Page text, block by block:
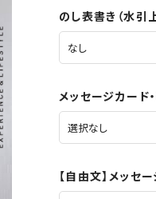
のし表書き（水引
メッセージカード
【自由文】メッセ